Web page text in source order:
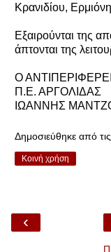
Κρανιδίου,
Εξαιρούνται της
άπτονται της
Ο
Π.Ε. ΑΡΓΟΛΙΔΑΣ
ΙΩΑΝΝΗΣ
Δημοσιεύθηκε από
Κοινή χρήση
‹